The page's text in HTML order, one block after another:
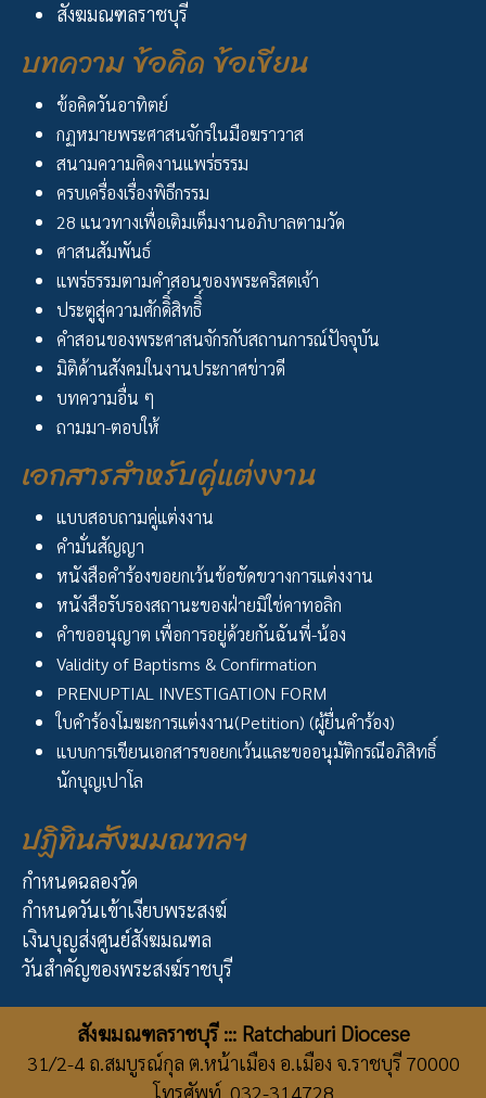
สังฆมณฑลราชบุรี
บทความ ข้อคิด ข้อเขียน
ข้อคิดวันอาทิตย์
กฏหมายพระศาสนจักรในมือฆราวาส
สนามความคิดงานแพร่ธรรม
ครบเครื่องเรื่องพิธีกรรม
28 แนวทางเพื่อเติมเต็มงานอภิบาลตามวัด
ศาสนสัมพันธ์
แพร่ธรรมตามคำสอนของพระคริสตเจ้า
ประตูสู่ความศักดิิ์สิทธิิ์
คำสอนของพระศาสนจักรกับสถานการณ์ปัจจุบัน
มิติด้านสังคมในงานประกาศข่าวดี
บทความอื่น ๆ
ถามมา-ตอบให้
เอกสารสำหรับคู่แต่งงาน
แบบสอบถามคู่แต่งงาน
คำมั่นสัญญา
หนังสือคำร้องขอยกเว้นข้อขัดขวางการแต่งงาน
หนังสือรับรองสถานะของฝ่ายมิใช่คาทอลิก
คำขออนุญาต เพื่อการอยู่ด้วยกันฉันพี่-น้อง
Validity of Baptisms & Confirmation
PRENUPTIAL INVESTIGATION FORM
ใบคำร้องโมฆะการแต่งงาน(Petition) (ผู้ยื่นคำร้อง)
แบบการเขียนเอกสารขอยกเว้นและขออนุมัติกรณีอภิสิทธิ์
นักบุญเปาโล
ปฏิทินสังฆมณฑลฯ
กำหนดฉลองวัด
กำหนดวันเข้าเงียบพระสงฆ์
เงินบุญส่งศูนย์สังฆมณฑล
วันสำคัญของพระสงฆ์ราชบุรี
สังฆมณฑลราชบุรี ::: Ratchaburi Diocese
31/2-4 ถ.สมบูรณ์กุล ต.หน้าเมือง อ.เมือง จ.ราชบุรี 70000
โทรศัพท์ 032-314728